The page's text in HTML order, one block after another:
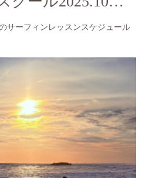
サーフィンレッスンスケジュール